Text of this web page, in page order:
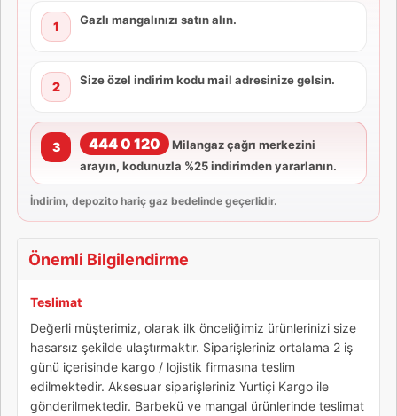
1 Gazlı mangalınızı satın alın.
2 Size özel indirim kodu mail adresinize gelsin.
3 444 0 120
Milangaz çağrı merkezini
arayın, kodunuzla %25 indirimden yararlanın.
İndirim, depozito hariç gaz bedelinde geçerlidir.
Önemli Bilgilendirme
Teslimat
Değerli müşterimiz, olarak ilk önceliğimiz ürünlerinizi size
hasarsız şekilde ulaştırmaktır. Siparişleriniz ortalama 2 iş
günü içerisinde kargo / lojistik firmasına teslim
edilmektedir. Aksesuar siparişleriniz Yurtiçi Kargo ile
gönderilmektedir. Barbekü ve mangal ürünlerinde teslimat